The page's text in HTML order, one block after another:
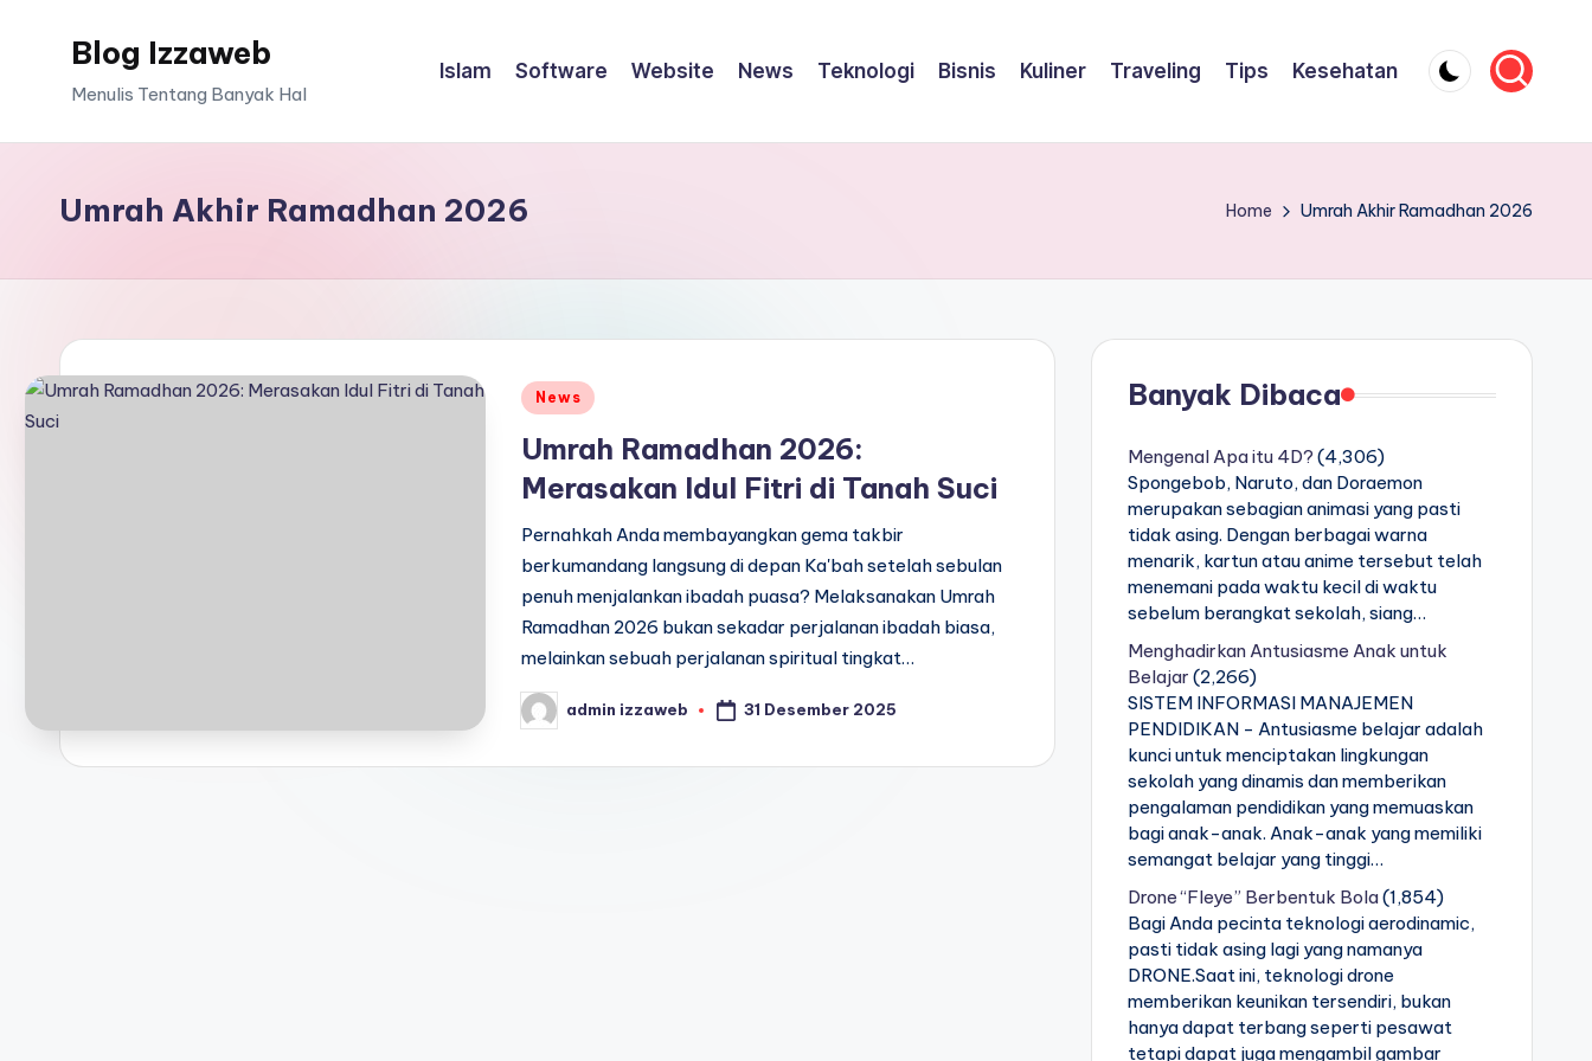
Blog Izzaweb
Menulis Tentang Banyak Hal
Islam Software Website News Teknologi Bisnis Kuliner Traveling Tips Kesehatan
Umrah Akhir Ramadhan 2026 Home Umrah Akhir Ramadhan 2026
Posted
News
Umrah Ramadhan 2026:
Merasakan Idul Fitri di Tanah Suci
Pernahkah Anda membayangkan gema takbir
berkumandang langsung di depan Ka'bah setelah sebulan
penuh menjalankan ibadah puasa? Melaksanakan Umrah
Ramadhan 2026 bukan sekadar perjalanan ibadah biasa,
melainkan sebuah perjalanan spiritual tingkat…
Posted
by
admin izzaweb 31 Desember 2025
Banyak Dibaca
Mengenal Apa itu 4D? (4,306)
Spongebob, Naruto, dan Doraemon
merupakan sebagian animasi yang pasti
tidak asing. Dengan berbagai warna
menarik, kartun atau anime tersebut telah
menemani pada waktu kecil di waktu
sebelum berangkat sekolah, siang…
Menghadirkan Antusiasme Anak untuk
Belajar (2,266)
SISTEM INFORMASI MANAJEMEN
PENDIDIKAN - Antusiasme belajar adalah
kunci untuk menciptakan lingkungan
sekolah yang dinamis dan memberikan
pengalaman pendidikan yang memuaskan
bagi anak-anak. Anak-anak yang memiliki
semangat belajar yang tinggi…
Drone “Fleye” Berbentuk Bola(1,854)
Bagi Anda pecinta teknologi aerodinamic,
pasti tidak asing lagi yang namanya
DRONE.Saat ini, teknologi drone
memberikan keunikan tersendiri, bukan
hanya dapat terbang seperti pesawat
tetapi dapat juga mengambil gambar